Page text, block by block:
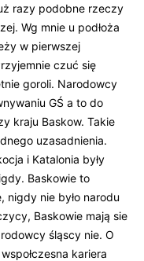
razy podobne rzeczy
Wg mnie u podłoża
w pierwszej
czuć się
goroli. Narodowcy
GŚ a to do
kraju Baskow. Takie
uzasadnienia.
i Katalonia były
Baskowie to
nigdy nie było narodu
Baskowie mają sie
śląscy nie. O
kariera